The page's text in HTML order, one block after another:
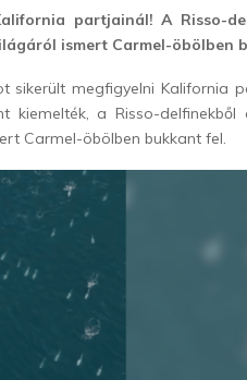
partjainál! A Risso-
ismert Carmel-öbölben
sikerült megfigyelni Kalifornia
kiemelték, a Risso-
Carmel-öbölben bukkant fel.